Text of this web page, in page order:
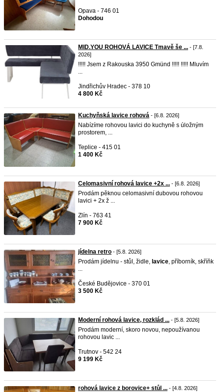
Opava - 746 01
Dohodou
MID.YOU ROHOVÁ LAVICE Tmavě še ... - [7.8.
2026]
!!!!! Jsem z Rakouska 3950 Gmünd !!!!! !!!!! Mluvím
...
Jindřichův Hradec - 378 10
4 800 Kč
Kuchyňská lavice rohová - [6.8. 2026]
Nabízíme rohovou lavici do kuchyně s úložným
prostorem, ...
Teplice - 415 01
1 400 Kč
Celomasivní rohová lavice +2x ... - [6.8. 2026]
Prodám pěknou celomasivní dubovou rohovou
lavici + 2x ž ...
Zlín - 763 41
7 900 Kč
jídelna retro - [5.8. 2026]
Prodám jídelnu - stůl, židle, lavice, příborník, skříňk
...
České Budějovice - 370 01
3 500 Kč
Moderní rohová lavice, rozklád ... - [5.8. 2026]
Prodám moderní, skoro novou, nepoužívanou
rohovou lavic ...
Trutnov - 542 24
9 199 Kč
rohová lavice z borovice+ stůl ... - [4.8. 2026]